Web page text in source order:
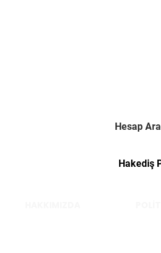
Hesap
Hakediş